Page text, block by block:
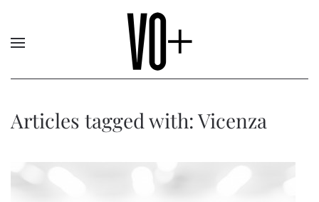
Articles tagged with: Vicenza